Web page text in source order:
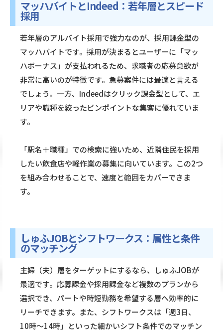
マッハバイトとIndeed：若年層とスピード
採用
若年層のアルバイト採用で強力なのが、採用課金型の
マッハバイトです。採用が決まるとユーザーに「マッ
ハボーナス」が支払われるため、求職者の応募意欲が
非常に高いのが特徴です。急募案件には最適と言える
でしょう。一方、Indeedはクリック課金型として、エ
リアや職種を絞ったピンポイントな集客に優れていま
す。
「駅名＋職種」での検索に強いため、近隣住民を採用
したい飲食店や軽作業の募集に向いています。この2つ
を組み合わせることで、速度と範囲をカバーできま
す。
しゅふJOBとシフトワークス：属性と条件
のマッチング
主婦（夫）層をターゲットにするなら、しゅふJOBが
最適です。応募課金や採用課金など複数のプランから
選択でき、パートや時短勤務を希望する層へ効率的に
リーチできます。また、シフトワークスは「週3日、
10時〜14時」といった細かいシフト条件でのマッチン